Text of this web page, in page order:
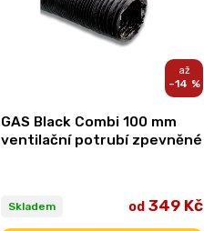
–14 %
GAS Black Combi 100 mm
ventilační potrubí zpevněné
Skladem od 349 Kč